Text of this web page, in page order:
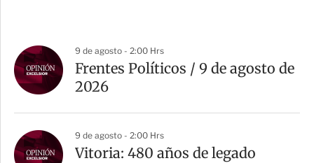
9 de agosto - 2:00 Hrs
Frentes Políticos / 9 de agosto de
2026
9 de agosto - 2:00 Hrs
Vitoria: 480 años de legado